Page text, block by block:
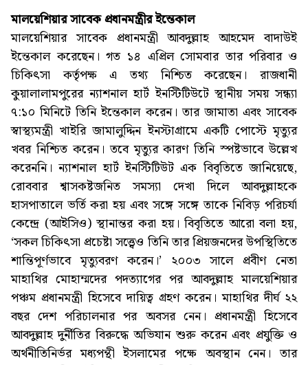
মালয়েশিয়ার সাবেক প্রধানমন্ত্রীর ইন্তেকাল
মালয়েশিয়ার সাবেক প্রধানমন্ত্রী আবদুল্লাহ আহমেদ বাদাউই
ইন্তেকাল করেছেন। গত ১৪ এপ্রিল সোমবার তার পরিবার ও
চিকিৎসা কর্তৃপক্ষ এ তথ্য নিশ্চিত করেছেন। রাজধানী
কুয়ালালামপুরের ন্যাশনাল হার্ট ইনস্টিটিউটে স্থানীয় সময় সন্ধ্যা
৭:১০ মিনিটে তিনি ইন্তেকাল করেন। তার জামাতা এবং সাবেক
স্বাস্থ্যমন্ত্রী খাইরি জামালুদ্দিন ইনস্টাগ্রামে একটি পোস্টে মৃত্যুর
খবর নিশ্চিত করেন। তবে মৃত্যুর কারণ তিনি স্পষ্টভাবে উল্লেখ
করেননি। ন্যাশনাল হার্ট ইনস্টিটিউট এক বিবৃতিতে জানিয়েছে,
রোববার শ্বাসকষ্টজনিত সমস্যা দেখা দিলে আবদুল্লাহকে
হাসপাতালে ভর্তি করা হয় এবং সঙ্গে সঙ্গে তাকে নিবিড় পরিচর্যা
কেন্দ্রে (আইসিও) স্থানান্তর করা হয়। বিবৃতিতে আরো বলা হয়,
‘সকল চিকিৎসা প্রচেষ্টা সত্ত্বেও তিনি তার প্রিয়জনদের উপস্থিতিতে
শান্তিপূর্ণভাবে মৃত্যুবরণ করেন।’ ২০০৩ সালে প্রবীণ নেতা
মাহাথির মোহাম্মদের পদত্যাগের পর আবদুল্লাহ মালয়েশিয়ার
পঞ্চম প্রধানমন্ত্রী হিসেবে দায়িত্ব গ্রহণ করেন। মাহাথির দীর্ঘ ২২
বছর দেশ পরিচালনার পর অবসর নেন। প্রধানমন্ত্রী হিসেবে
আবদুল্লাহ দুর্নীতির বিরুদ্ধে অভিযান শুরু করেন এবং প্রযুক্তি ও
অর্থনীতিনির্ভর মধ্যপন্থী ইসলামের পক্ষে অবস্থান নেন। তার